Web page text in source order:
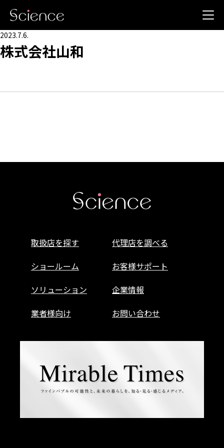
2023.7.6.
株式会社山和
取扱店を探す
代理店を調べる
ショールーム
お客様サポート
ソリューション
企業情報
業者様向け
お問い合わせ